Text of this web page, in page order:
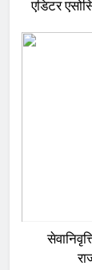
एडिटर